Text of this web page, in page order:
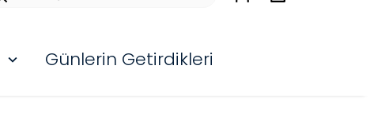
Günlerin Getirdikleri